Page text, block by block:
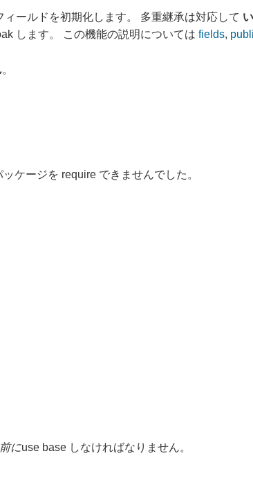
ールドを初期化します。 多重継承は対応して
します。 この機能の説明については fields,
。
ケージを require できませんでした。
前にuse base しなければなりません。